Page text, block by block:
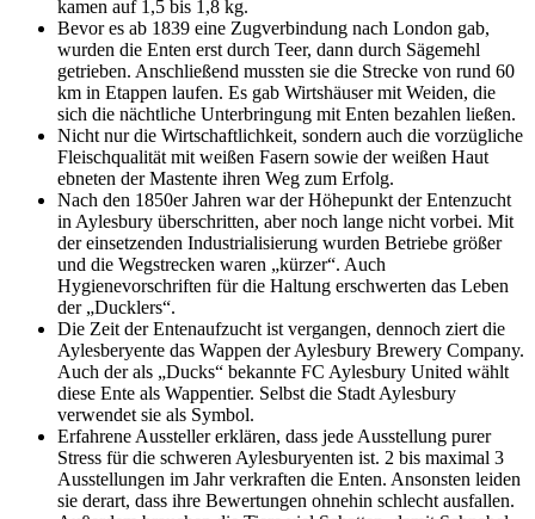
kamen auf 1,5 bis 1,8 kg.
Bevor es ab 1839 eine Zugverbindung nach London gab,
wurden die Enten erst durch Teer, dann durch Sägemehl
getrieben. Anschließend mussten sie die Strecke von rund 60
km in Etappen laufen. Es gab Wirtshäuser mit Weiden, die
sich die nächtliche Unterbringung mit Enten bezahlen ließen.
Nicht nur die Wirtschaftlichkeit, sondern auch die vorzügliche
Fleischqualität mit weißen Fasern sowie der weißen Haut
ebneten der Mastente ihren Weg zum Erfolg.
Nach den 1850er Jahren war der Höhepunkt der Entenzucht
in Aylesbury überschritten, aber noch lange nicht vorbei. Mit
der einsetzenden Industrialisierung wurden Betriebe größer
und die Wegstrecken waren „kürzer“. Auch
Hygienevorschriften für die Haltung erschwerten das Leben
der „Ducklers“.
Die Zeit der Entenaufzucht ist vergangen, dennoch ziert die
Aylesberyente das Wappen der Aylesbury Brewery Company.
Auch der als „Ducks“ bekannte FC Aylesbury United wählt
diese Ente als Wappentier. Selbst die Stadt Aylesbury
verwendet sie als Symbol.
Erfahrene Aussteller erklären, dass jede Ausstellung purer
Stress für die schweren Aylesburyenten ist. 2 bis maximal 3
Ausstellungen im Jahr verkraften die Enten. Ansonsten leiden
sie derart, dass ihre Bewertungen ohnehin schlecht ausfallen.